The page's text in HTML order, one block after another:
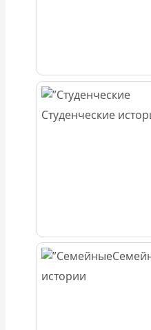
Студенческие
истории